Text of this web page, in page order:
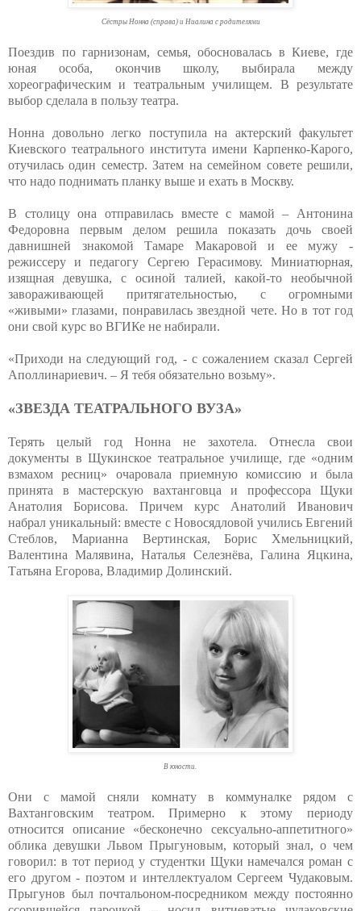
Сёстры Нонна (справа) и Ниалина с родителями
Поездив по гарнизонам, семья, обосновалась в Киеве, где
юная особа, окончив школу, выбирала между
хореографическим и театральным училищем. В результате
выбор сделала в пользу театра.
Нонна довольно легко поступила на актерский факультет
Киевского театрального института имени Карпенко-Карого,
отучилась один семестр. Затем на семейном совете решили,
что надо поднимать планку выше и ехать в Москву.
В столицу она отправилась вместе с мамой – Антонина
Федоровна первым делом решила показать дочь своей
давнишней знакомой Тамаре Макаровой и ее мужу -
режиссеру и педагогу Сергею Герасимову. Миниатюрная,
изящная девушка, с осиной талией, какой-то необычной
завораживающей притягательностью, с огромными
«живыми» глазами, понравилась звездной чете. Но в тот год
они свой курс во ВГИКе не набирали.
«Приходи на следующий год, - с сожалением сказал Сергей
Аполлинариевич. – Я тебя обязательно возьму».
«ЗВЕЗДА ТЕАТРАЛЬНОГО ВУЗА»
Терять целый год Нонна не захотела. Отнесла свои
документы в Щукинское театральное училище, где «одним
взмахом ресниц» очаровала приемную комиссию и была
принята в мастерскую вахтанговца и профессора Щуки
Анатолия Борисова. Причем курс Анатолий Иванович
набрал уникальный: вместе с Новосядловой учились Евгений
Стеблов, Марианна Вертинская, Борис Хмельницкий,
Валентина Малявина, Наталья Селезнёва, Галина Яцкина,
Татьяна Егорова, Владимир Долинский.
В юности.
Они с мамой сняли комнату в коммуналке рядом с
Вахтанговским театром. Примерно к этому периоду
относится описание «бесконечно сексуально-аппетитного»
облика девушки Львом Прыгуновым, который знал, о чем
говорил: в тот период у студентки Щуки намечался роман с
его другом - поэтом и интеллектуалом Сергеем Чудаковым.
Прыгунов был почтальоном-посредником между постоянно